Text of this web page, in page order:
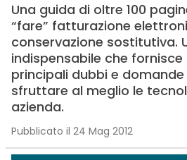
Una guida di oltre 100
“fare” fatturazione
conservazione sostitutiva.
indispensabile che
principali dubbi e domande
sfruttare al meglio le
azienda.
Pubblicato il 24 Mag 2012